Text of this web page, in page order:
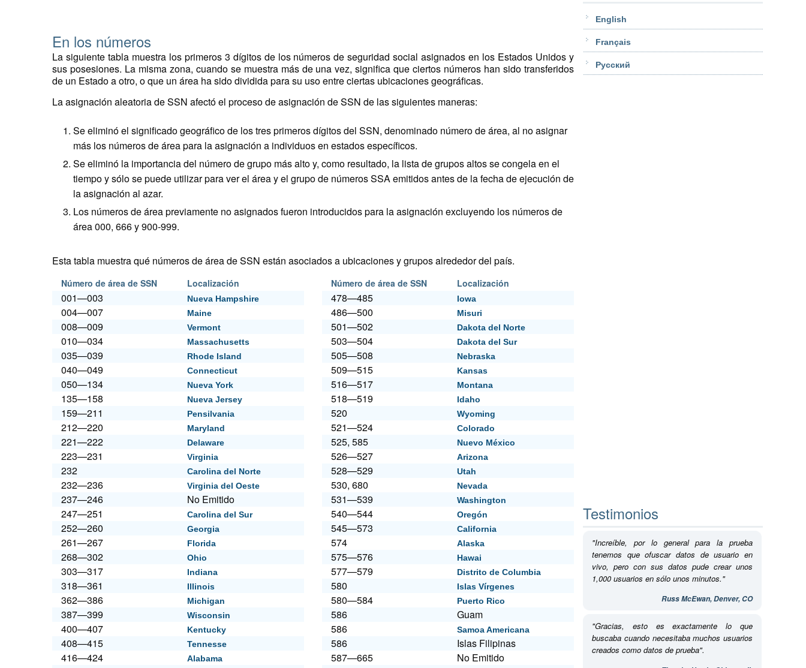
En los números
La siguiente tabla muestra los primeros 3 dígitos de los números de seguridad social asignados en los Estados Unidos y
sus posesiones. La misma zona, cuando se muestra más de una vez, significa que ciertos números han sido transferidos
de un Estado a otro, o que un área ha sido dividida para su uso entre ciertas ubicaciones geográficas.
La asignación aleatoria de SSN afectó el proceso de asignación de SSN de las siguientes maneras:
Se eliminó el significado geográfico de los tres primeros dígitos del SSN, denominado número de área, al no asignar
más los números de área para la asignación a individuos en estados específicos.
Se eliminó la importancia del número de grupo más alto y, como resultado, la lista de grupos altos se congela en el
tiempo y sólo se puede utilizar para ver el área y el grupo de números SSA emitidos antes de la fecha de ejecución de
la asignación al azar.
Los números de área previamente no asignados fueron introducidos para la asignación excluyendo los números de
área 000, 666 y 900-999.
Esta tabla muestra qué números de área de SSN están asociados a ubicaciones y grupos alrededor del país.
Número de área de SSN Localización
001—003 Nueva Hampshire
004—007 Maine
008—009 Vermont
010—034 Massachusetts
035—039 Rhode Island
040—049 Connecticut
050—134 Nueva York
135—158 Nueva Jersey
159—211 Pensilvania
212—220 Maryland
221—222 Delaware
223—231 Virginia
232 Carolina del Norte
232—236 Virginia del Oeste
237—246
No Emitido
247—251
Carolina del Sur
252—260 Georgia
261—267 Florida
268—302 Ohio
303—317 Indiana
318—361 Illinois
362—386 Michigan
387—399 Wisconsin
400—407 Kentucky
408—415 Tennesse
416—424 Alabama
Número de área de SSN Localización
478—485 Iowa
486—500 Misuri
501—502 Dakota del Norte
503—504 Dakota del Sur
505—508 Nebraska
509—515 Kansas
516—517 Montana
518—519 Idaho
520 Wyoming
521—524 Colorado
525, 585 Nuevo México
526—527 Arizona
528—529 Utah
530, 680 Nevada
531—539 Washington
540—544 Oregón
545—573 California
574 Alaska
575—576 Hawai
577—579 Distrito de Columbia
580 Islas Vírgenes
580—584 Puerto Rico
586
Guam
586
Samoa Americana
586
Islas Filipinas
587—665
No Emitido
English
Français
Pусский
Testimonios
"Increíble, por lo general para la prueba
tenemos que ofuscar datos de usuario en
vivo, pero con sus datos pude crear unos
1,000 usuarios en sólo unos minutos."
Russ McEwan, Denver, CO
"Gracias, esto es exactamente lo que
buscaba cuando necesitaba muchos usuarios
creados como datos de prueba".